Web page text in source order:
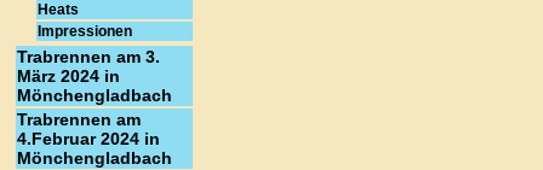
Heats
Impressionen
Trabrennen am 3.
März 2024 in
Mönchengladbach
Trabrennen am
4.Februar 2024 in
Mönchengladbach